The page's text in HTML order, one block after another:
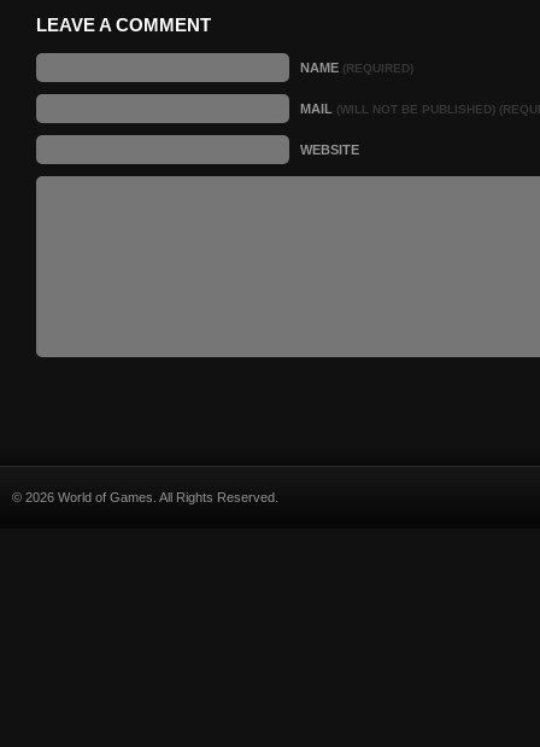
LEAVE A COMMENT
NAME (REQUIRED)
MAIL (WILL NOT BE PUBLISHED)
WEBSITE
© 2026 World of Games. All Rights Reserved.